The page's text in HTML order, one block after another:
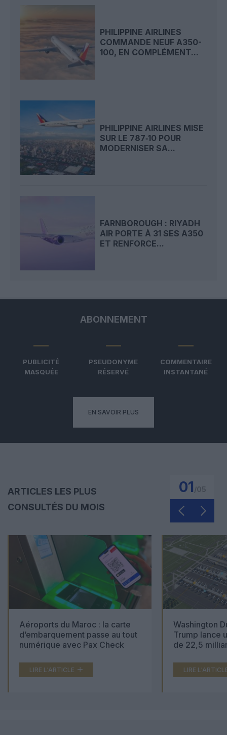
PHILIPPINE AIRLINES
COMMANDE NEUF A350-
100, EN COMPLÉMENT...
PHILIPPINE AIRLINES MISE
SUR LE 787‑10 POUR
MODERNISER SA...
FARNBOROUGH : RIYADH
AIR PORTE À 31 SES A350
ET RENFORCE...
ABONNEMENT
PUBLICITÉ
MASQUÉE
PSEUDONYME
RÉSERVÉ
COMMENTAIRE
INSTANTANÉ
EN SAVOIR PLUS
ARTICLES LES PLUS
CONSULTÉS DU MOIS
01
Aéroports du Maroc : la carte
d’embarquement passe au tout
numérique avec Pax Check
LIRE L'ARTICLE
Washington
Trump lance
de 22,5
LIRE